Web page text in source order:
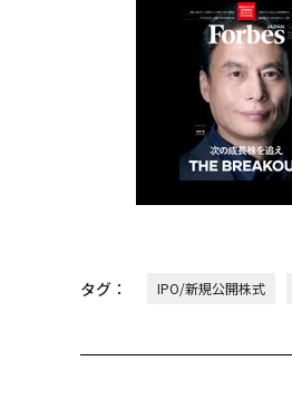
タグ： IPO/新規公開株式